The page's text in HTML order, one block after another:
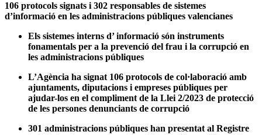
106 protocols signats i 302 responsables de sistemes
d’informació en les administracions públiques valencianes
Els sistemes interns d’ informació són instruments
fonamentals per a la prevenció del frau i la corrupció en
les administracions públiques
L’Agència ha signat 106 protocols de col·laboració amb
ajuntaments, diputacions i empreses públiques per
ajudar-los en el compliment de la Llei 2/2023 de protecció
de les persones denunciants de corrupció
301 administracions públiques han presentat al Registre